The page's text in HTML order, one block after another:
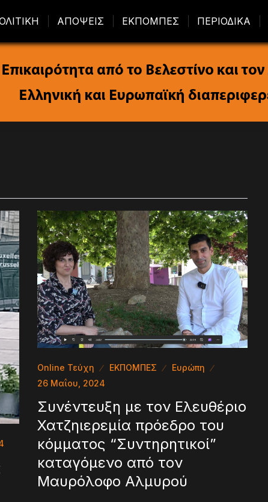
ΑΠΟΨΕΙΣ ΕΚΠΟΜΠΕΣ ΠΕΡΙΟΔΙΚΑ
Online Τεύχη ΕΚΠΟΜΠΕΣ
Ευρώπη
26 Μαΐου, 2024
Συνέντευξη με τον Ελευθέριο
Χατζηιερεμία πρόεδρο του
κόμματος “Συντηρητικοί”
καταγόμενο από τον
Μαυρόλοφο Αλμυρού